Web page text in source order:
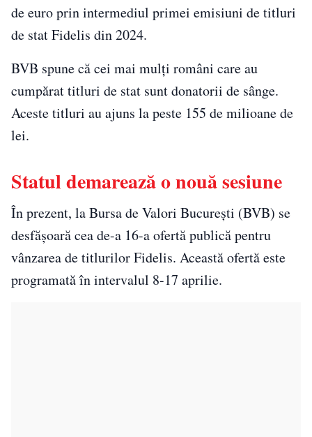
de euro prin intermediul primei emisiuni de titluri
de stat Fidelis din 2024.
BVB spune că cei mai mulți români care au
cumpărat titluri de stat sunt donatorii de sânge.
Aceste titluri au ajuns la peste 155 de milioane de
lei.
Statul demarează o nouă sesiune
În prezent, la Bursa de Valori București (BVB) se
desfășoară cea de-a 16-a ofertă publică pentru
vânzarea de titlurilor Fidelis. Această ofertă este
programată în intervalul 8-17 aprilie.